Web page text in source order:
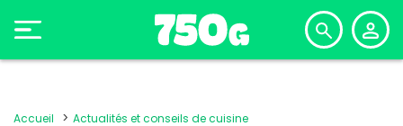
Accueil
Actualités et conseils de cuisine